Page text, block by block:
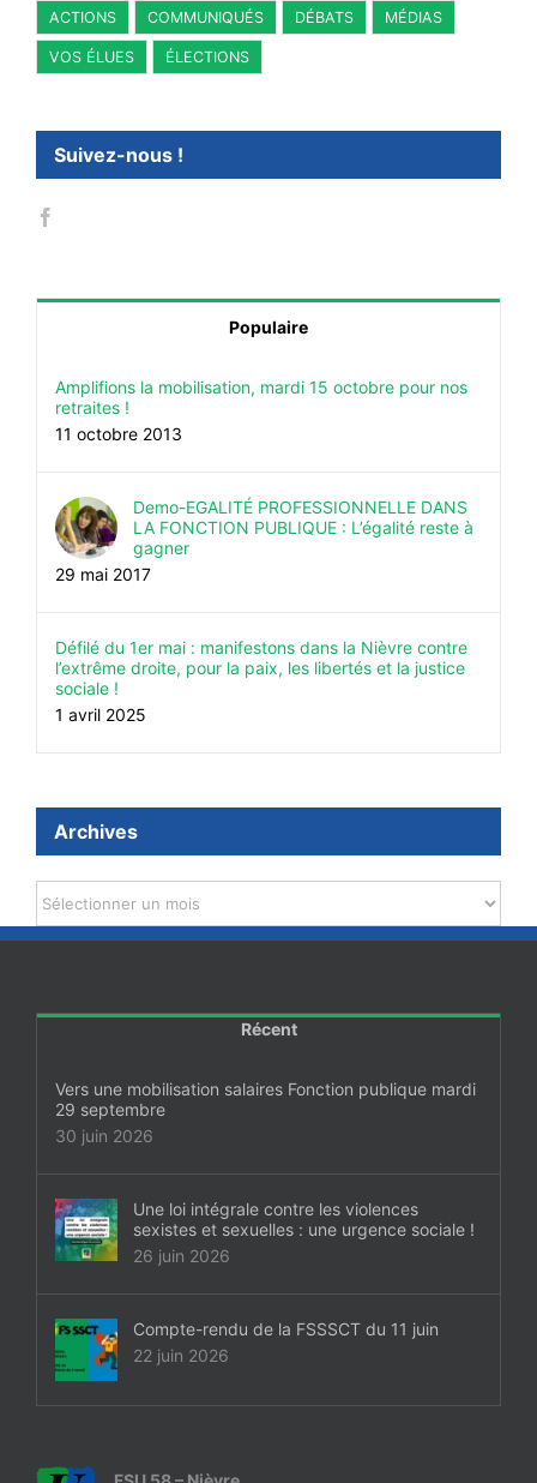
ACTIONS COMMUNIQUÉS DÉBATS MÉDIAS
VOS ÉLUES ÉLECTIONS
Suivez-nous !
Populaire
Amplifions la mobilisation, mardi 15 octobre pour nos
retraites !
11 octobre 2013
Demo-EGALITÉ PROFESSIONNELLE DANS
LA FONCTION PUBLIQUE : L’égalité reste à
gagner
29 mai 2017
Défilé du 1er mai : manifestons dans la Nièvre contre
l’extrême droite, pour la paix, les libertés et la justice
sociale !
1 avril 2025
Archives
Archives
Récent
Vers une mobilisation salaires Fonction publique mardi
29 septembre
30 juin 2026
Une loi intégrale contre les violences
sexistes et sexuelles : une urgence sociale !
26 juin 2026
Compte-rendu de la FSSSCT du 11 juin
22 juin 2026